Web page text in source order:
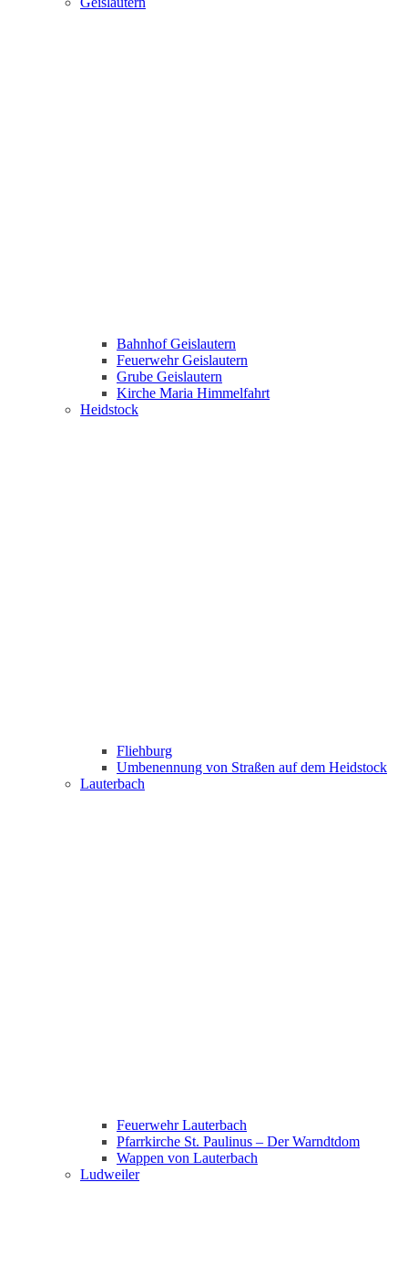
Bahnhof Geislautern
Feuerwehr Geislautern
Grube Geislautern
Kirche Maria Himmelfahrt
Heidstock
Fliehburg
Umbenennung von Straßen auf dem Heidstock
Lauterbach
Feuerwehr Lauterbach
Pfarrkirche St. Paulinus – Der Warndtdom
Wappen von Lauterbach
Ludweiler